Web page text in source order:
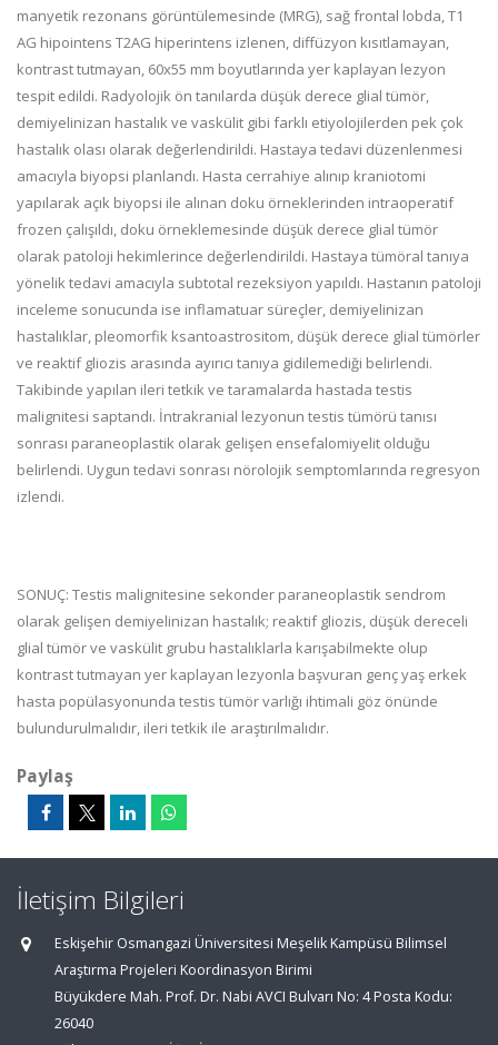
manyetik rezonans görüntülemesinde (MRG), sağ frontal lobda, T1
AG hipointens T2AG hiperintens izlenen, diffüzyon kısıtlamayan,
kontrast tutmayan, 60x55 mm boyutlarında yer kaplayan lezyon
tespit edildi. Radyolojik ön tanılarda düşük derece glial tümör,
demiyelinizan hastalık ve vaskülit gibi farklı etiyolojilerden pek çok
hastalık olası olarak değerlendirildi. Hastaya tedavi düzenlenmesi
amacıyla biyopsi planlandı. Hasta cerrahiye alınıp kraniotomi
yapılarak açık biyopsi ile alınan doku örneklerinden intraoperatif
frozen çalışıldı, doku örneklemesinde düşük derece glial tümör
olarak patoloji hekimlerince değerlendirildi. Hastaya tümöral tanıya
yönelik tedavi amacıyla subtotal rezeksiyon yapıldı. Hastanın patoloji
inceleme sonucunda ise inflamatuar süreçler, demiyelinizan
hastalıklar, pleomorfik ksantoastrositom, düşük derece glial tümörler
ve reaktif gliozis arasında ayırıcı tanıya gidilemediği belirlendi.
Takibinde yapılan ileri tetkik ve taramalarda hastada testis
malignitesi saptandı. İntrakranial lezyonun testis tümörü tanısı
sonrası paraneoplastik olarak gelişen ensefalomiyelit olduğu
belirlendi. Uygun tedavi sonrası nörolojik semptomlarında regresyon
izlendi.
SONUÇ: Testis malignitesine sekonder paraneoplastik sendrom
olarak gelişen demiyelinizan hastalık; reaktif gliozis, düşük dereceli
glial tümör ve vaskülit grubu hastalıklarla karışabilmekte olup
kontrast tutmayan yer kaplayan lezyonla başvuran genç yaş erkek
hasta popülasyonunda testis tümör varlığı ihtimali göz önünde
bulundurulmalıdır, ileri tetkik ile araştırılmalıdır.
Paylaş
İletişim Bilgileri
Eskişehir Osmangazi Üniversitesi Meşelik Kampüsü Bilimsel
Araştırma Projeleri Koordinasyon Birimi
Büyükdere Mah. Prof. Dr. Nabi AVCI Bulvarı No: 4 Posta Kodu:
26040